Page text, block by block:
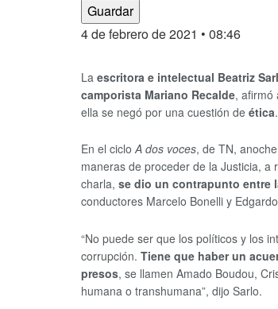
Guardar
4 de febrero de 2021 • 08:46
La escritora e intelectual Beatriz
camporista Mariano Recalde, afirmó
ella se negó por una cuestión de ética.
En el ciclo A dos voces, de TN,
maneras de proceder de la Justicia,
charla, se dio un contrapunto entre
conductores Marcelo Bonelli y
“No puede ser que los políticos y los
corrupción. Tiene que haber un
presos, se llamen Amado Boudou,
humana o transhumana”, dijo Sarlo.